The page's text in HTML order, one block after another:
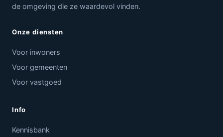
de omgeving die ze waardevol vinden.
Onze diensten
Voor inwoners
Voor gemeenten
Voor vastgoed
Info
Kennisbank